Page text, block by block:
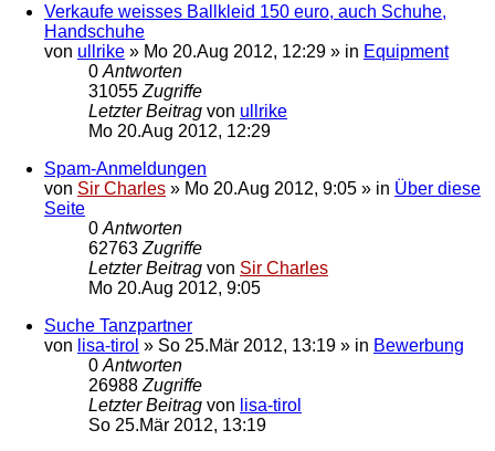
Verkaufe weisses Ballkleid 150 euro, auch Schuhe,
Handschuhe
von ullrike » Mo 20.Aug 2012, 12:29 » in Equipment
0 Antworten
31055 Zugriffe
Letzter Beitrag von ullrike
Mo 20.Aug 2012, 12:29
Spam-Anmeldungen
von Sir Charles » Mo 20.Aug 2012, 9:05 » in Über diese
Seite
0 Antworten
62763 Zugriffe
Letzter Beitrag von Sir Charles
Mo 20.Aug 2012, 9:05
Suche Tanzpartner
von lisa-tirol » So 25.Mär 2012, 13:19 » in Bewerbung
0 Antworten
26988 Zugriffe
Letzter Beitrag von lisa-tirol
So 25.Mär 2012, 13:19